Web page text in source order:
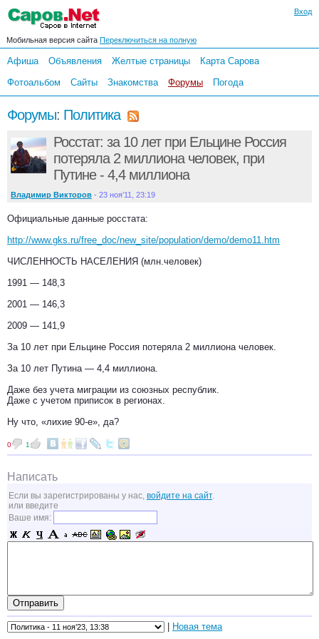
Вход
Мобильная версия сайта Переключиться на полную
Афиша Объявления Желтые страницы
Карта Сарова
Фотоальбом
Сайты Знакомства Форумы Погода
Форумы: Политика
Росстат: за 10 лет при Ельцине Россия
потеряла 2 миллиона человек, при
Путине - 4,4 миллиона
Владимир Викторов - 23 ноя’11, 23:19
Официальные данные росстата:
http://www.gks.ru/free_doc/new_site/population/demo/demo11.htm
ЧИСЛЕННОСТЬ НАСЕЛЕНИЯ (млн.человек)
1991 — 148,3
2001 — 146,3
2009 — 141,9
За 10 лет при Ельцине Россия потеряла 2 миллиона человек.
За 10 лет Путина — 4,4 миллиона.
Даже без учета миграции из союзных республик.
Даже с учетом приписок в регионах.
Ну что, «лихие 90-е», да?
0 1
Написать
Если вы зарегистрированы у нас, войдите на сайт.
или введите
Ваше имя:
Новая тема